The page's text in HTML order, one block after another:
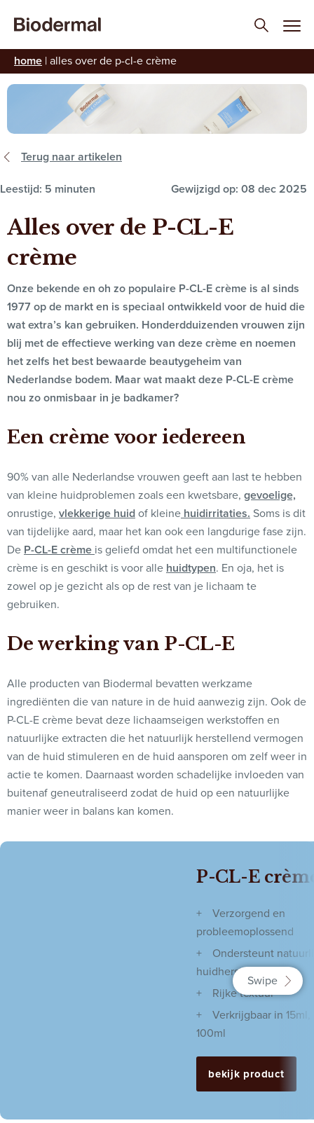
home |alles over de p-cl-e crème
Terug naar artikelen
Leestijd: 5 minuten
Gewijzigd op: 08 dec 2025
Alles over de P-CL-E
crème
Onze bekende en oh zo populaire P-CL-E crème is al sinds
1977 op de markt en is speciaal ontwikkeld voor de huid die
wat extra’s kan gebruiken. Honderdduizenden vrouwen zijn
blij met de effectieve werking van deze crème en noemen
het zelfs het best bewaarde beautygeheim van
Nederlandse bodem. Maar wat maakt deze P-CL-E crème
nou zo onmisbaar in je badkamer?
Een crème voor iedereen
90% van alle Nederlandse vrouwen geeft aan last te hebben
van kleine huidproblemen zoals een kwetsbare, gevoelige,
onrustige, vlekkerige huidof kleine huidirritaties. Soms is dit
van tijdelijke aard, maar het kan ook een langdurige fase zijn.
De P-CL-E crème is geliefd omdat het een multifunctionele
crème is en geschikt is voor alle huidtypen. En oja, het is
zowel op je gezicht als op de rest van je lichaam te
gebruiken.
De werking van P-CL-E
Alle producten van Biodermal bevatten werkzame
ingrediënten die van nature in de huid aanwezig zijn. Ook de
P-CL-E crème bevat deze lichaamseigen werkstoffen en
natuurlijke extracten die het natuurlijk herstellend vermogen
van de huid stimuleren en de huid aansporen om zelf weer in
actie te komen. Daarnaast worden schadelijke invloeden van
buitenaf geneutraliseerd zodat de huid op een natuurlijke
manier weer in balans kan komen.
P-CL-E
Verzorgend en
probleemoplossend
Ondersteunt
huidherstel
Rijke textuur
Verkrijgbaar in
100ml
bekijk product